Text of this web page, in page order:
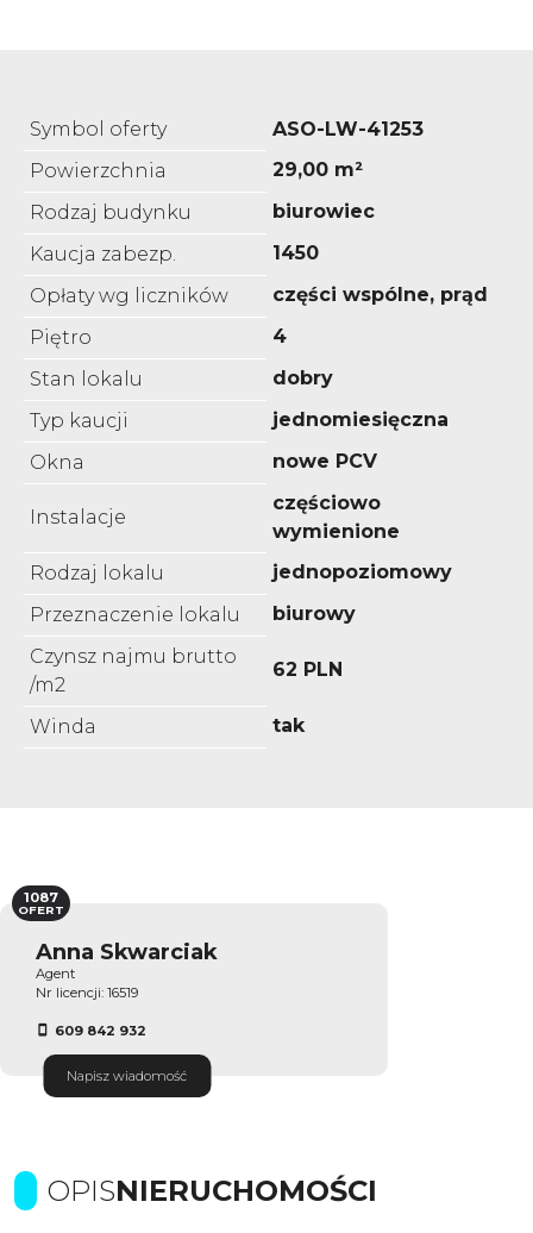
Symbol oferty
ASO-LW-41253
Powierzchnia
29,00 m²
Rodzaj budynku
biurowiec
Kaucja zabezp.
1450
Opłaty wg liczników
części wspólne, prąd
Piętro
4
Stan lokalu
dobry
Typ kaucji
jednomiesięczna
Okna
nowe PCV
Instalacje
częściowo
wymienione
Rodzaj lokalu
jednopoziomowy
Przeznaczenie lokalu
biurowy
Czynsz najmu brutto
/m2
62 PLN
Winda tak
Anna Skwarciak
Agent
Nr licencji: 16519
609 842 932
Napisz wiadomość
1087
OFERT
OPISNIERUCHOMOŚCI